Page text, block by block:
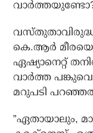
കെ.ആര്‍ മീരയെ
ഏഷ്യാനെറ്റ്
വാര്‍ത്ത
മറുപടി
”ഏതായാലും,